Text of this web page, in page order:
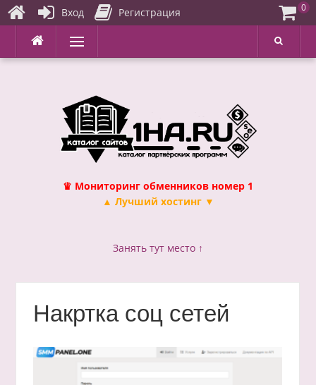
Перейти
содержимому
Меню
♛ Мониторинг обменников номер 1
▲ Лучший хостинг ▼
Занять тут место ↑
Накртка соц сетей
Вход Регистрация 0